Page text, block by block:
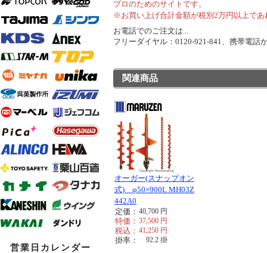
営業日カレンダー
プロのためのサイトです。
※お買い上げ合計金額が税別2万円以上で
お電話でのご注文は...
フリーダイヤル：0120-921-841、携帯電
関連商品
オーガー(スナップオン
式) φ50×900L MH03Z
442A0
定価： 40,700 円
特価： 37,500 円
税込： 41,250 円
掛率： 92.2 掛